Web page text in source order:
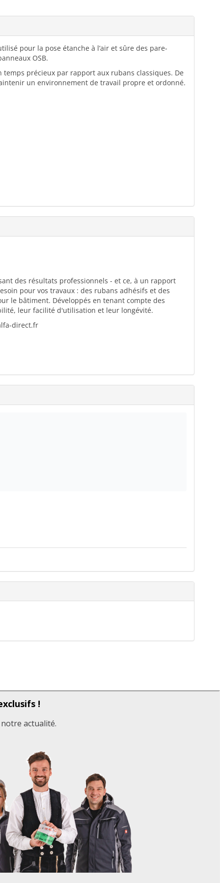
pour la pose étanche à l’air et sûre des pare-
OSB.
précieux par rapport aux rubans classiques. De
un environnement de travail propre et ordonné.
des résultats professionnels - et ce, à un rapport
pour vos travaux : des rubans adhésifs et des
le bâtiment. Développés en tenant compte des
leur facilité d'utilisation et leur longévité.
direct.fr